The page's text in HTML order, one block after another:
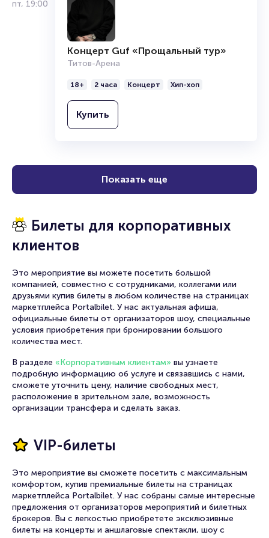
Организаторам
пт, 19:00
Концерт Guf «Прощальный тур»
Титов-Арена
18+ 2 часа Концерт Хип-хоп
Купить
Показать еще
Билеты для корпоративных
клиентов
Это мероприятие вы можете посетить большой
компанией, совместно с сотрудниками, коллегами или
друзьями купив билеты в любом количестве на страницах
маркетплейса Portalbilet. У нас актуальная афиша,
официальные билеты от организаторов шоу, специальные
условия приобретения при бронировании большого
количества мест.
В разделе «Корпоративным клиентам» вы узнаете
подробную информацию об услуге и связавшись с нами,
сможете уточнить цену, наличие свободных мест,
расположение в зрительном зале, возможность
организации трансфера и сделать заказ.
VIP-билеты
Это мероприятие вы сможете посетить с максимальным
комфортом, купив премиальные билеты на страницах
маркетплейса Portalbilet. У нас собраны самые интересные
предложения от организаторов мероприятий и билетных
брокеров. Вы с легкостью приобретете эксклюзивные
билеты на концерты и аншлаговые спектакли, шоу с